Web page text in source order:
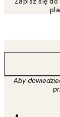
Aby